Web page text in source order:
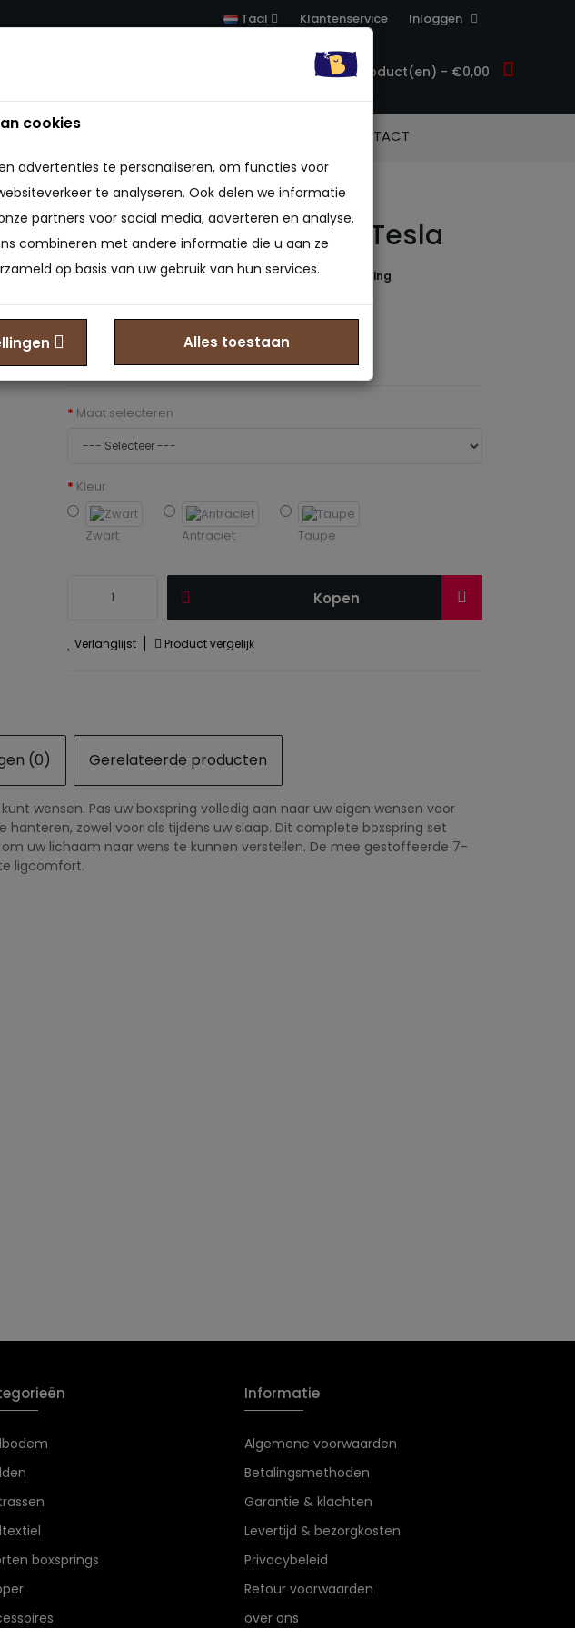
Taal Klantenservice Inloggen
0 product(en) - €0,00
CONTACT
Elektrische Boxspring Tesla
0 beoordeling(en)/ Geef beoordeling
Model: EBX-6013836951976
Beschikbaarheid: Op voorraad
Maat selecteren
Kleur
Zwart Antraciet Taupe
Kopen
Verlanglijst Product vergelijk
(0) Gerelateerde producten
wensen. Pas uw boxspring volledig aan naar uw eigen wensen voor
zowel voor als tijdens uw slaap. Dit complete boxspring set
uw lichaam naar wens te kunnen verstellen. De mee gestoffeerde 7-
ligcomfort.
boxsprings
Informatie
Algemene voorwaarden
Betalingsmethoden
Garantie & klachten
Levertijd & bezorgkosten
Privacybeleid
Retour voorwaarden
over ons
cookies
advertenties te personaliseren, om functies voor
te analyseren. Ook delen we informatie
partners voor social media, adverteren en analyse.
combineren met andere informatie die u aan ze
op basis van uw gebruik van hun services.
Alles toestaan